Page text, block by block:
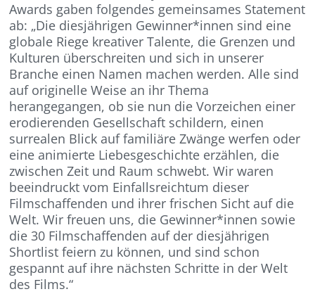
Awards gaben folgendes gemeinsames Statement
ab: „Die diesjährigen Gewinner*innen sind eine
globale Riege kreativer Talente, die Grenzen und
Kulturen überschreiten und sich in unserer
Branche einen Namen machen werden. Alle sind
auf originelle Weise an ihr Thema
herangegangen, ob sie nun die Vorzeichen einer
erodierenden Gesellschaft schildern, einen
surrealen Blick auf familiäre Zwänge werfen oder
eine animierte Liebesgeschichte erzählen, die
zwischen Zeit und Raum schwebt. Wir waren
beeindruckt vom Einfallsreichtum dieser
Filmschaffenden und ihrer frischen Sicht auf die
Welt. Wir freuen uns, die Gewinner*innen sowie
die 30 Filmschaffenden auf der diesjährigen
Shortlist feiern zu können, und sind schon
gespannt auf ihre nächsten Schritte in der Welt
des Films.“